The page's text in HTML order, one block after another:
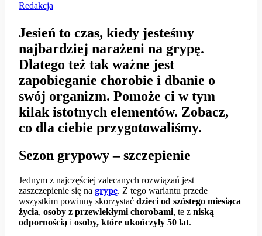
Redakcja
Jesień to czas, kiedy jesteśmy
najbardziej narażeni na grypę.
Dlatego też tak ważne jest
zapobieganie chorobie i dbanie o
swój organizm. Pomoże ci w tym
kilak istotnych elementów. Zobacz,
co dla ciebie przygotowaliśmy.
Sezon grypowy – szczepienie
Jednym z najczęściej zalecanych rozwiązań jest
zaszczepienie się na grypę. Z tego wariantu przede
wszystkim powinny skorzystać dzieci od szóstego miesiąca
życia, osoby z przewlekłymi chorobami, te z niską
odpornością i osoby, które ukończyły 50 lat.